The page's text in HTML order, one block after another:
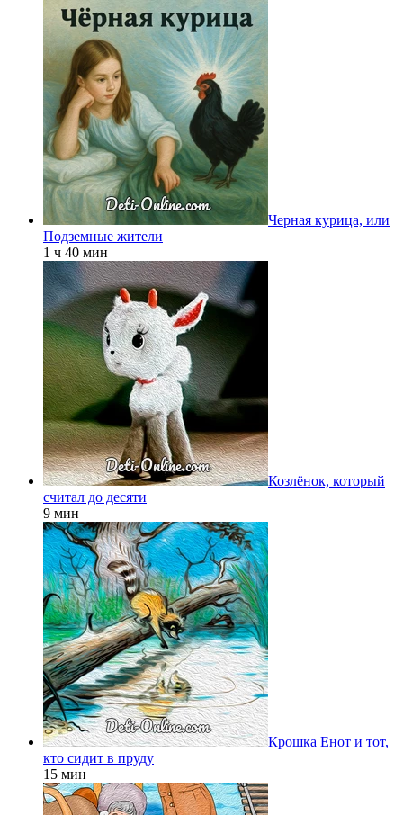
Черная курица, или
Подземные жители
1 ч 40 мин
Козлёнок, который
считал до десяти
9 мин
Крошка Енот и тот,
кто сидит в пруду
15 мин